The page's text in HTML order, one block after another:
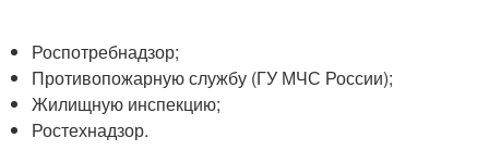
Роспотребнадзор;
Противопожарную службу (ГУ МЧС России);
Жилищную инспекцию;
Ростехнадзор.